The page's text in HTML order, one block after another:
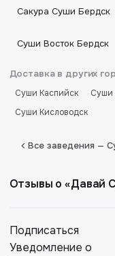
Cакура Суши Бердск
Суши Восток Бердск
Доставка в других
Суши Каспийск Суши
Суши Кисловодск
Все заведения —
Отзывы о «Давай
Подписаться
Уведомление о